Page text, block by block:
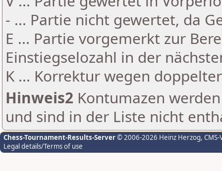
- ... Partie nicht gewertet, da
E ... Partie vorgemerkt zur
Einstiegselozahl in der
K ... Korrektur wegen
Hinweis2 Kontumazen
und sind in der Liste nicht
Chess-Tournament-Results-Server© 2006-2026 Heinz Herzog,
Legal details/Terms of use